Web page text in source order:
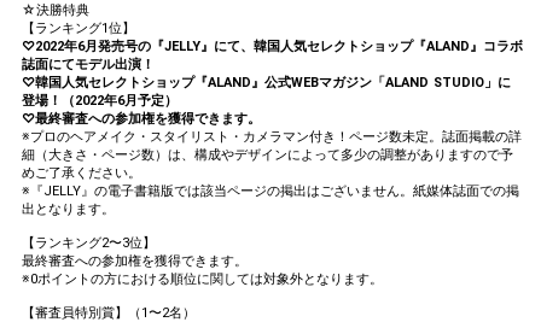
☆決勝特典
【ランキング1位】
♡2022年6月発売号の『JELLY』にて、韓国人気セレクトショップ『ALAND』コラボ
誌面にてモデル出演！
♡韓国人気セレクトショップ『ALAND』公式WEBマガジン「ALAND STUDIO」に
登場！（2022年6月予定）
♡最終審査への参加権を獲得できます。
※プロのヘアメイク・スタイリスト・カメラマン付き！ページ数未定。誌面掲載の詳
細（大きさ・ページ数）は、構成やデザインによって多少の調整がありますので予
めご了承ください。
※『JELLY』の電子書籍版では該当ページの掲出はございません。紙媒体誌面での掲
出となります。
【ランキング2〜3位】
最終審査への参加権を獲得できます。
※0ポイントの方における順位に関しては対象外となります。
【審査員特別賞】（1〜2名）